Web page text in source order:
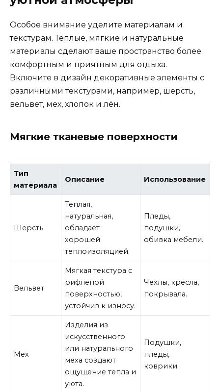
Особое внимание уделите материалам и
текстурам. Теплые, мягкие и натуральные
материалы сделают ваше пространство более
комфортным и приятным для отдыха.
Включите в дизайн декоративные элементы с
различными текстурами, например, шерсть,
вельвет, мех, хлопок и лён.
Мягкие тканевые поверхности
Тип
материала
Описание Использование
Шерсть
Теплая,
натуральная,
обладает
хорошей
теплоизоляцией.
Пледы,
подушки,
обивка мебели.
Вельвет
Мягкая текстура с
рифленой
поверхностью,
устойчив к износу.
Чехлы, кресла,
покрывала.
Мех
Изделия из
искусственного
или натурального
меха создают
ощущение тепла и
уюта.
Подушки,
пледы,
коврики.